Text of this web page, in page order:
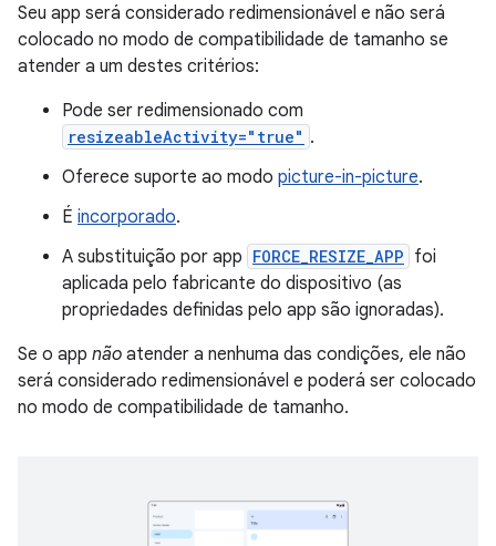
Seu app será considerado redimensionável e não será
colocado no modo de compatibilidade de tamanho se
atender a um destes critérios:
Pode ser redimensionado com
resizeableActivity="true" .
Oferece suporte ao modo picture-in-picture.
É incorporado.
A substituição por app FORCE_RESIZE_APP foi
aplicada pelo fabricante do dispositivo (as
propriedades definidas pelo app são ignoradas).
Se o app não atender a nenhuma das condições, ele não
será considerado redimensionável e poderá ser colocado
no modo de compatibilidade de tamanho.